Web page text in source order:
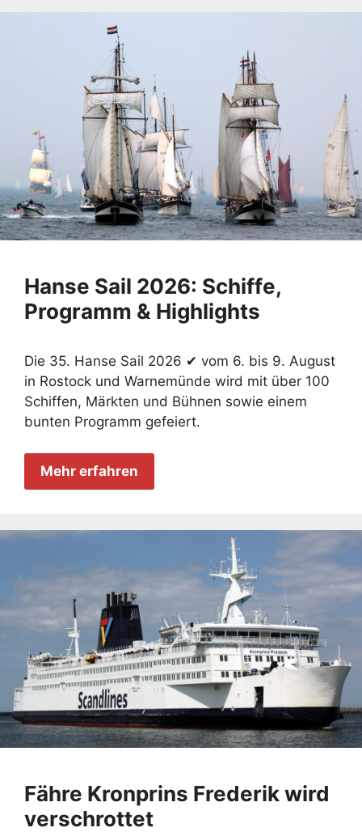
Hanse Sail 2026: Schiffe,
Programm & Highlights
Die 35. Hanse Sail 2026 ✔ vom 6. bis 9. August
in Rostock und Warnemünde wird mit über 100
Schiffen, Märkten und Bühnen sowie einem
bunten Programm gefeiert.
Mehr erfahren
Fähre Kronprins Frederik wird
verschrottet